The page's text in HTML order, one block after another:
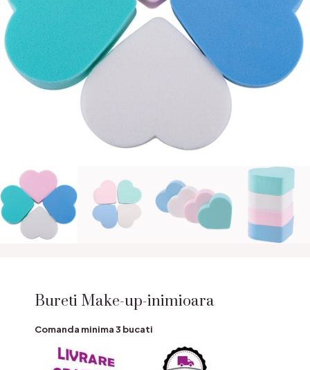
Bureti Make-up-inimioara
Comanda minima 3 bucati